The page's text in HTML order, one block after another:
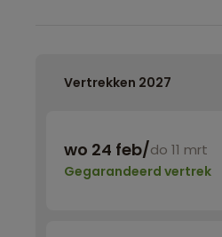
Vertrekken 2027
wo 24 feb/do 11 mrt
Gegarandeerd vertrek